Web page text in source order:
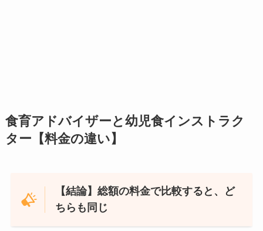
食育アドバイザーと幼児食インストラク
ター【料金の違い】
【結論】総額の料金で比較すると、ど
ちらも同じ